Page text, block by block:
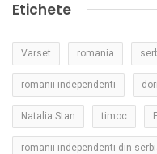
Etichete
Varset romania
romanii independenti
Natalia Stan timoc
romanii independenti din